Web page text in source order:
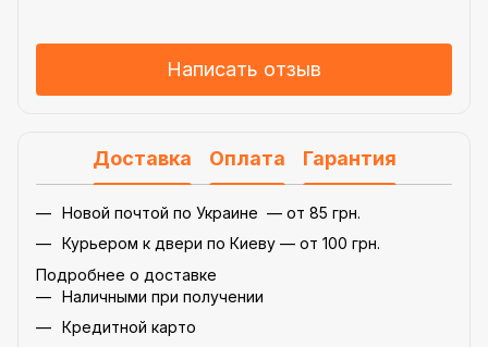
Написать отзыв
Доставка Оплата Гарантия
Новой почтой по Украине — от 85 грн.
Курьером к двери по Киеву — от 100 грн.
Подробнее о доставке
Наличными при получении
Кредитной карто